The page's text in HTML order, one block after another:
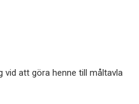
vid att göra henne till måltavla